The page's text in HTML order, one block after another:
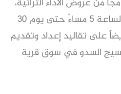
من عروض الأداء التراثية،
مثل العيالة، اعتباراً من الساعة 5 مساءً حتى يوم 30
على تقاليد إعداد وتقديم
السدو في سوق قرية